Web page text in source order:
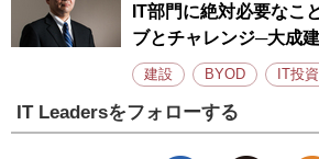
IT部門に絶対必要なこ
ブとチャレンジ─大成
建設 BYOD IT投資
IT Leadersをフォローする